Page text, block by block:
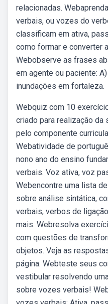
relacionadas.
verbais, ou vozes do
classificam em ativa,
como formar e converter
Webobserve as frases
em agente ou paciente:
inundações em fortaleza.
Webquiz com 10
criado para realização
pelo componente
Webatividade de
nono ano do ensino
verbais. Voz ativa, voz
Webencontre uma lista
sobre análise sintática,
verbais, verbos de
mais. Webresolva
com questões de
objetos. Veja as
página. Webteste seus
vestibular resolvendo
sobre vozes verbais!